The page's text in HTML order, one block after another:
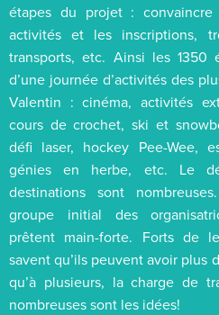
étapes du projet :
activités et les inscriptions,
transports, etc. Ainsi les 1350
d’une journée d’activités des
Valentin : cinéma, activités
cours de crochet, ski et
défi laser, hockey Pee-Wee,
génies en herbe, etc. Le
destinations sont
groupe initial des
prêtent main-forte. Forts de
savent qu’ils peuvent avoir plus
qu’à plusieurs, la charge de
nombreuses sont les idées!